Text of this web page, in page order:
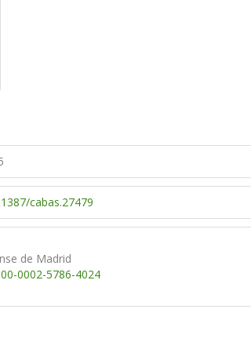
cabas.27479
de Madrid
0002-5786-4024